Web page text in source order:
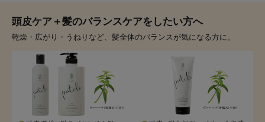
頭皮ケア＋髪のバランスケアをしたい方へ
乾燥・広がり・うねりなど、髪全体のバランスが気になる方に。